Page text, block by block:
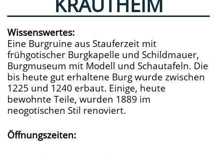
Wissenswertes:
Eine Burgruine aus Stauferzeit mit
frühgotischer Burgkapelle und Schildmauer,
Burgmuseum mit Modell und Schautafeln. Die
bis heute gut erhaltene Burg wurde zwischen
1225 und 1240 erbaut. Einige, heute
bewohnte Teile, wurden 1889 im
neogotischen Stil renoviert.
Öffnungszeiten: